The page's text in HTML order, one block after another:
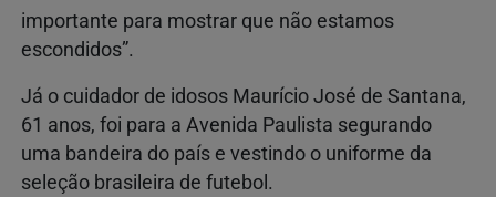
importante para mostrar que não estamos
escondidos”.
Já o cuidador de idosos Maurício José de Santana,
61 anos, foi para a Avenida Paulista segurando
uma bandeira do país e vestindo o uniforme da
seleção brasileira de futebol.